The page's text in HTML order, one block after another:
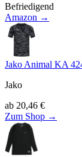
Befriedigend
Amazon →
Jako Animal KA
Jako
ab 20,46 €
Zum Shop →